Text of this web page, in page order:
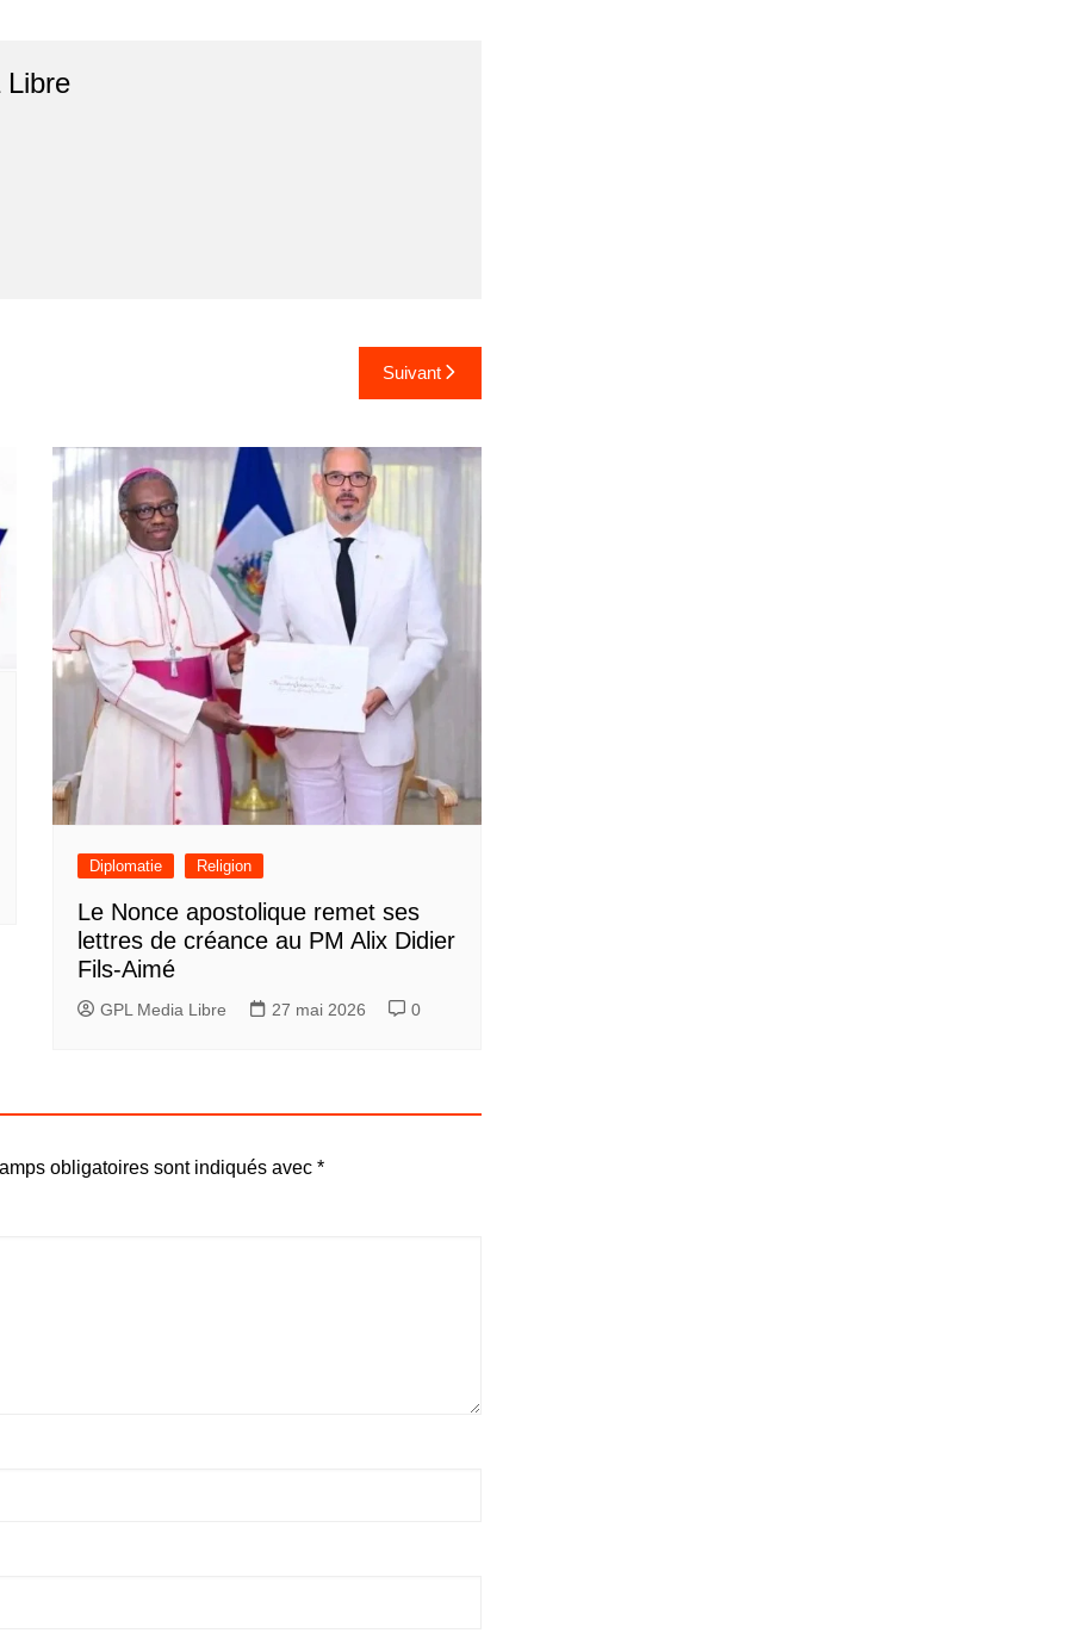
Libre
Suivant
Diplomatie Religion
Le Nonce apostolique remet ses
lettres de créance au PM Alix Didier
Fils-Aimé
GPL Media Libre 27 mai 2026 0
obligatoires sont indiqués avec *